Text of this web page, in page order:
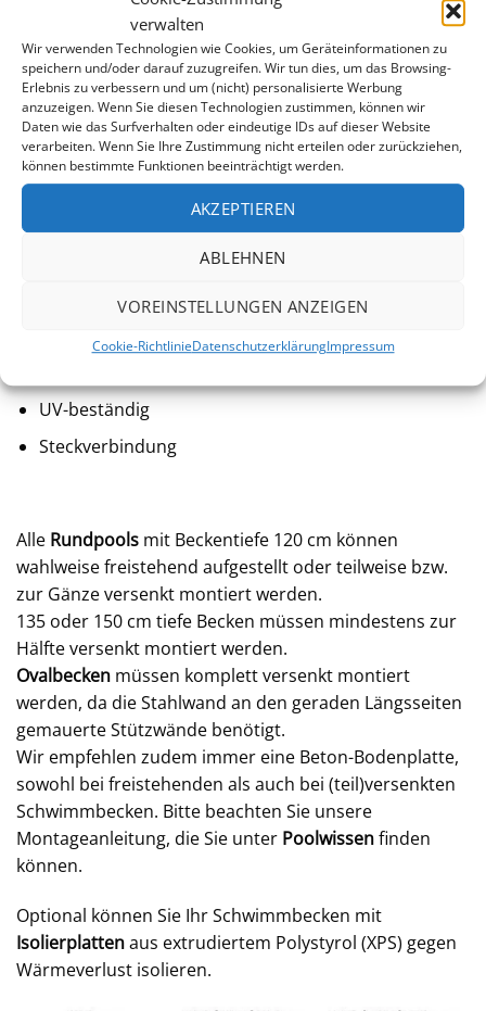
verwalten
Wir verwenden Technologien wie Cookies, um Geräteinformationen zu
speichern und/oder darauf zuzugreifen. Wir tun dies, um das Browsing-
Erlebnis zu verbessern und um (nicht) personalisierte Werbung
anzuzeigen. Wenn Sie diesen Technologien zustimmen, können wir
Daten wie das Surfverhalten oder eindeutige IDs auf dieser Website
verarbeiten. Wenn Sie Ihre Zustimmung nicht erteilen oder zurückziehen,
können bestimmte Funktionen beeinträchtigt werden.
AKZEPTIEREN
ABLEHNEN
VOREINSTELLUNGEN ANZEIGEN
Cookie-RichtlinieDatenschutzerklärungImpressum
Einhängebiese
Hergestellt in Österreich
10 Jahre Garantie auf Dichtheit des Folienmaterials
Folienrohmaterial physiologisch unbedenklich -
erfüllt die Norm für Kinderspielzeug EN 71-3
UV-beständig
Steckverbindung
Alle Rundpools mit Beckentiefe 120 cm können
wahlweise freistehend aufgestellt oder teilweise bzw.
zur Gänze versenkt montiert werden.
135 oder 150 cm tiefe Becken müssen mindestens zur
Hälfte versenkt montiert werden.
Ovalbecken müssen komplett versenkt montiert
werden, da die Stahlwand an den geraden Längsseiten
gemauerte Stützwände benötigt.
Wir empfehlen zudem immer eine Beton-Bodenplatte,
sowohl bei freistehenden als auch bei (teil)versenkten
Schwimmbecken. Bitte beachten Sie unsere
Montageanleitung, die Sie unter Poolwissenfinden
können.
Optional können Sie Ihr Schwimmbecken mit
Isolierplattenaus extrudiertem Polystyrol (XPS) gegen
Wärmeverlust isolieren.